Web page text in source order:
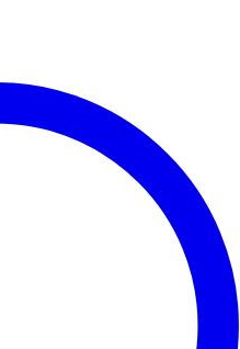
zu verbessern, den
Marketingzwecke. Sie
akzeptieren möchten.